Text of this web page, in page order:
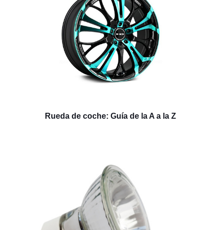
Rueda de coche: Guía de la A a la Z